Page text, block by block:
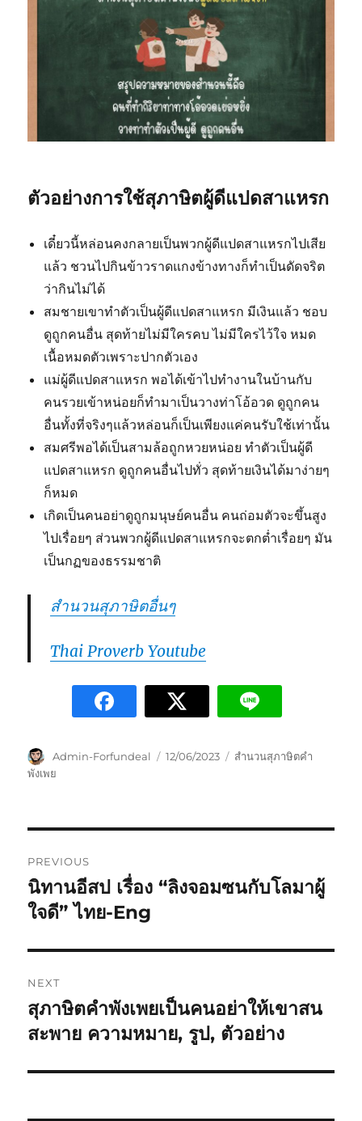
ตัวอย่างการใช้สุภาษิตผู้ดีแปดสาแหรก
เดี๋ยวนี้หล่อนคงกลายเป็นพวกผู้ดีแปดสาแหรกไปเสีย
แล้ว ชวนไปกินข้าวราดแกงข้างทางก็ทำเป็นดัดจริต
ว่ากินไม่ได้
สมชายเขาทำตัวเป็นผู้ดีแปดสาแหรก มีเงินแล้ว ชอบ
ดูถูกคนอื่น สุดท้ายไม่มีใครคบ ไม่มีใครไว้ใจ หมด
เนื้อหมดตัวเพราะปากตัวเอง
แม่ผู้ดีแปดสาแหรก พอได้เข้าไปทำงานในบ้านกับ
คนรวยเข้าหน่อยก็ทำมาเป็นวางท่าโอ้อวด ดูถูกคน
อื่นทั้งที่จริงๆแล้วหล่อนก็เป็นเพียงแค่คนรับใช้เท่านั้น
สมศรีพอได้เป็นสามล้อถูกหวยหน่อย ทำตัวเป็นผู้ดี
แปดสาแหรก ดูถูกคนอื่นไปทั่ว สุดท้ายเงินได้มาง่ายๆ
ก็หมด
เกิดเป็นคนอย่าดูถูกมนุษย์คนอื่น คนถ่อมตัวจะขึ้นสูง
ไปเรื่อยๆ ส่วนพวกผู้ดีแปดสาแหรกจะตกต่ำเรื่อยๆ มัน
เป็นกฏของธรรมชาติ
สำนวนสุภาษิตอื่นๆ
Thai Proverb Youtube
Admin-Forfundeal 12/06/2023
สำนวนสุภาษิตคำ
พังเพย
PREVIOUS
นิทานอีสป เรื่อง “ลิงจอมซนกับโลมาผู้
ใจดี” ไทย-Eng
NEXT
สุภาษิตคำพังเพยเป็นคนอย่าให้เขาสน
สะพาย ความหมาย, รูป, ตัวอย่าง